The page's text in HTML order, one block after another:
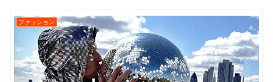
ファッション